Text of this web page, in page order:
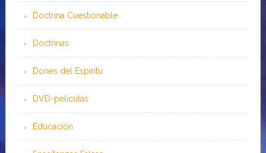
Doctrina Cuestionable
Doctrinas
Dones del Espíritu
DVD-peliculas
Educación